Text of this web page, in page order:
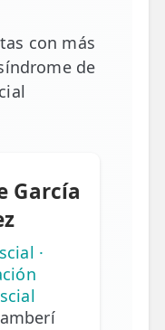
con más
de
García
·